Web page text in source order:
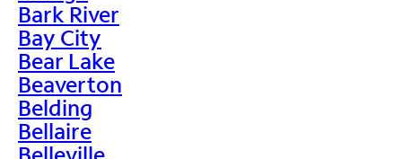
Bark River
Bay City
Bear Lake
Beaverton
Belding
Bellaire